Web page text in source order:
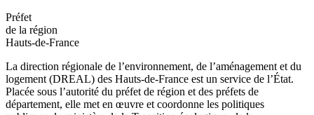
Préfet
de la région
Hauts-de-France
La direction régionale de l’environnement, de l’aménagement et du
logement (DREAL) des Hauts-de-France est un service de l’État.
Placée sous l’autorité du préfet de région et des préfets de
département, elle met en œuvre et coordonne les politiques